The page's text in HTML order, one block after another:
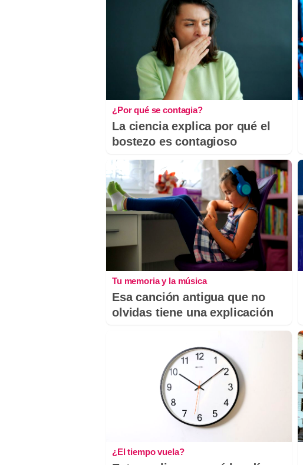
¿Por qué se contagia?
La ciencia explica por qué el
bostezo es contagioso
Tu memoria y la música
Esa canción antigua que no
olvidas tiene una explicación
¿El tiempo vuela?